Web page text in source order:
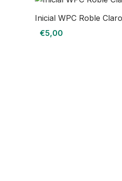
Inicial WPC Roble Claro
€5,00